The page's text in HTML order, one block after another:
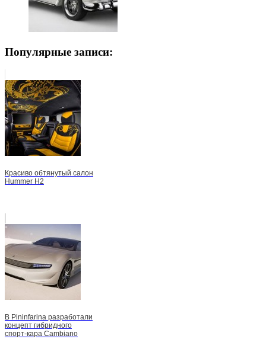
Популярные записи:
Красиво обтянутый салон
Hummer H2
В Pininfarina разработали
концепт гибридного
спорт-кара Cambiano